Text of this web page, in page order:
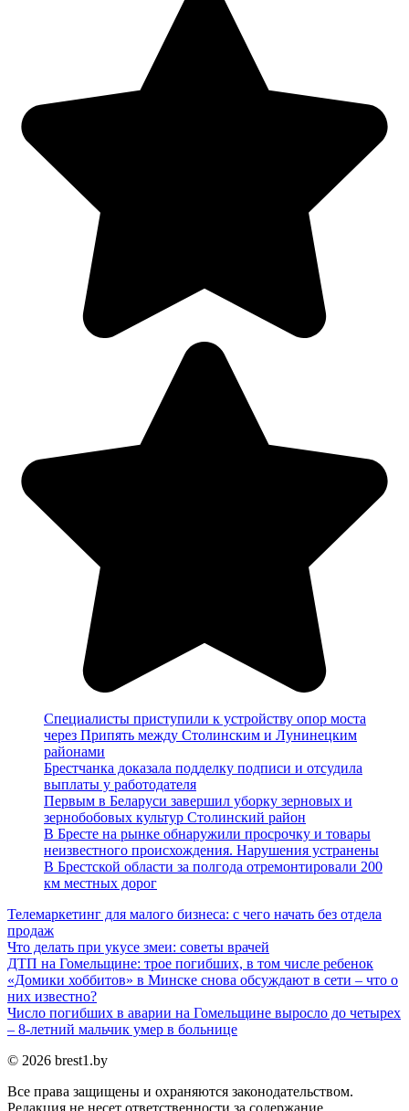
Специалисты приступили к устройству опор моста
через Припять между Столинским и Лунинецким
районами
Брестчанка доказала подделку подписи и отсудила
выплаты у работодателя
Первым в Беларуси завершил уборку зерновых и
зернобобовых культур Столинский район
В Бресте на рынке обнаружили просрочку и товары
неизвестного происхождения. Нарушения устранены
В Брестской области за полгода отремонтировали 200
км местных дорог
Телемаркетинг для малого бизнеса: с чего начать без отдела
продаж
Что делать при укусе змеи: советы врачей
ДТП на Гомельщине: трое погибших, в том числе ребенок
«Домики хоббитов» в Минске снова обсуждают в сети – что о
них известно?
Число погибших в аварии на Гомельщине выросло до четырех
– 8-летний мальчик умер в больнице
© 2026 brest1.by
Все права защищены и охраняются законодательством.
Редакция не несет ответственности за содержание